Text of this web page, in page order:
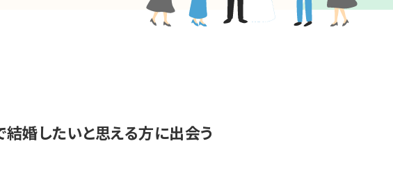
婚したいと思える方に出会う